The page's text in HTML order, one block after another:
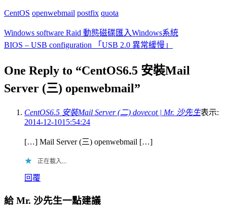
CentOS openwebmail postfix quota
Windows software Raid 動態磁碟匯入Windows系統
BIOS – USB configuration 「USB 2.0 異常緩慢」
One Reply to “CentOS6.5 安裝Mail
Server (三) openwebmail”
CentOS6.5 安裝Mail Server (二) dovecot | Mr. 沙先生表示:
2014-12-1015:54:24
[…] Mail Server (三) openwebmail […]
正在載入...
回覆
給 Mr. 沙先生一點建議